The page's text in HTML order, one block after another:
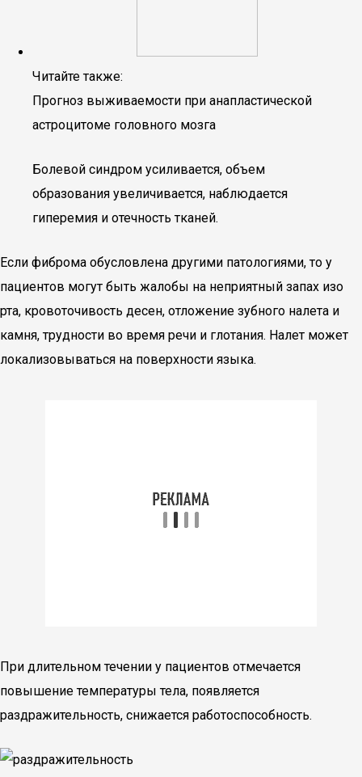
Читайте также:
Прогноз выживаемости при анапластической
астроцитоме головного мозга
Болевой синдром усиливается, объем
образования увеличивается, наблюдается
гиперемия и отечность тканей.
Если фиброма обусловлена другими патологиями, то у
пациентов могут быть жалобы на неприятный запах изо
рта, кровоточивость десен, отложение зубного налета и
камня, трудности во время речи и глотания. Налет может
локализовываться на поверхности языка.
При длительном течении у пациентов отмечается
повышение температуры тела, появляется
раздражительность, снижается работоспособность.